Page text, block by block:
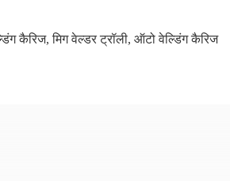
कैरिज, मिग वेल्डर ट्रॉली, ऑटो वेल्डिंग कैरिज